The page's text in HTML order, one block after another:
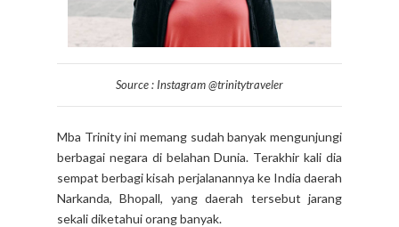
Source : Instagram @trinitytraveler
Mba Trinity ini memang sudah banyak mengunjungi
berbagai negara di belahan Dunia. Terakhir kali dia
sempat berbagi kisah perjalanannya ke India daerah
Narkanda, Bhopall, yang daerah tersebut jarang
sekali diketahui orang banyak.